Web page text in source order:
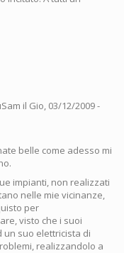
il Gio, 03/12/2009 -
belle come adesso mi
impianti, non realizzati
nelle mie vicinanze,
per
visto che i suoi
un suo elettricista di
realizzandolo a